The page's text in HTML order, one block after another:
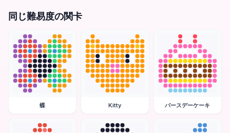
同じ難易度の関卡
蝶 Kitty バースデーケーキ